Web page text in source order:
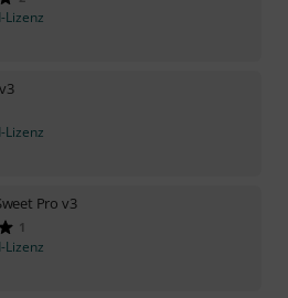
Lizenz
Lizenz
Pro v3
1
Lizenz